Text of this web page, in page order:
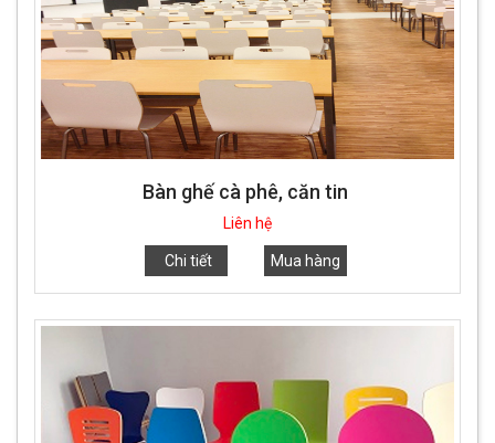
Bàn ghế cà phê, căn tin
Liên hệ
Chi tiết Mua hàng